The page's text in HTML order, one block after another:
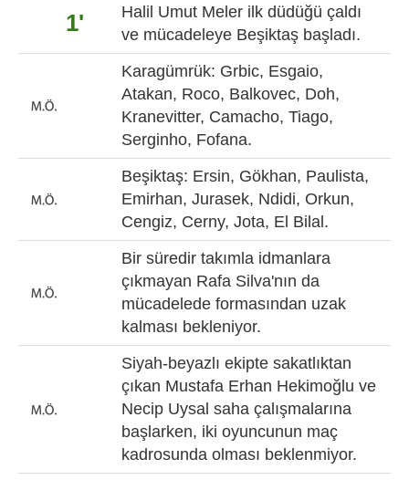
1'
Halil Umut Meler ilk düdüğü çaldı
ve mücadeleye Beşiktaş başladı.
Karagümrük: Grbic, Esgaio,
Atakan, Roco, Balkovec, Doh,
Kranevitter, Camacho, Tiago,
Serginho, Fofana.
Beşiktaş: Ersin, Gökhan, Paulista,
Emirhan, Jurasek, Ndidi, Orkun,
Cengiz, Cerny, Jota, El Bilal.
Bir süredir takımla idmanlara
çıkmayan Rafa Silva'nın da
mücadelede formasından uzak
kalması bekleniyor.
Siyah-beyazlı ekipte sakatlıktan
çıkan Mustafa Erhan Hekimoğlu ve
Necip Uysal saha çalışmalarına
başlarken, iki oyuncunun maç
kadrosunda olması beklenmiyor.